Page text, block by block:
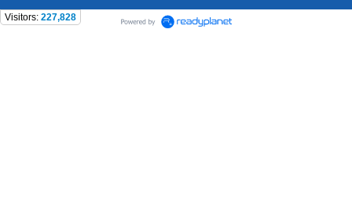
Visitors: 227,828